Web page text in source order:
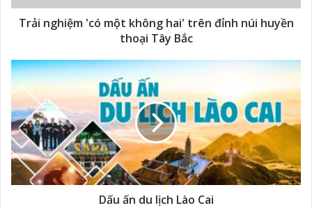
Trải nghiệm 'có một không hai' trên đỉnh núi huyền
thoại Tây Bắc
Dấu ấn du lịch Lào Cai